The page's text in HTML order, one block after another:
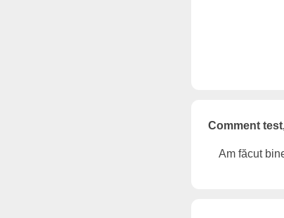
Comment
Am făcut